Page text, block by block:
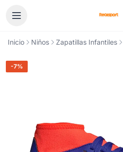
Inicio Niños Zapatillas Infantiles
-7%